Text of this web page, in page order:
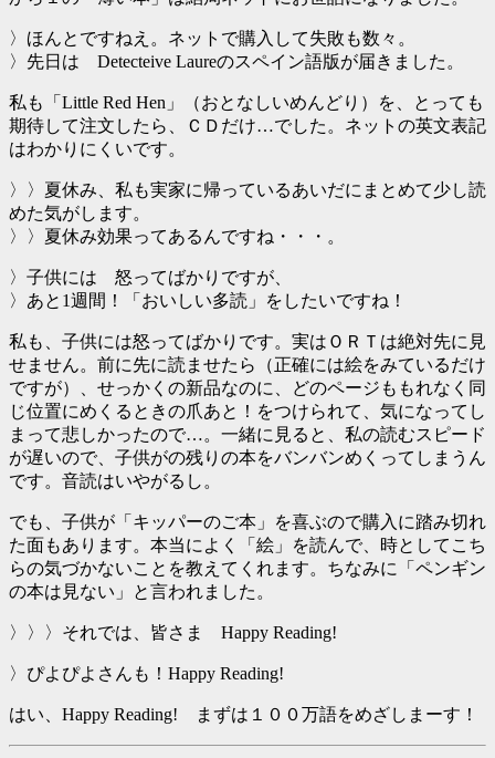
〉ほんとですねえ。ネットで購入して失敗も数々。
〉先日は Detecteive Laureのスペイン語版が届きました。
私も「Little Red Hen」（おとなしいめんどり）を、とっても
期待して注文したら、ＣＤだけ…でした。ネットの英文表記
はわかりにくいです。
〉〉夏休み、私も実家に帰っているあいだにまとめて少し読
めた気がします。
〉〉夏休み効果ってあるんですね・・・。
〉子供には 怒ってばかりですが、
〉あと1週間！「おいしい多読」をしたいですね！
私も、子供には怒ってばかりです。実はＯＲＴは絶対先に見
せません。前に先に読ませたら（正確には絵をみているだけ
ですが）、せっかくの新品なのに、どのページももれなく同
じ位置にめくるときの爪あと！をつけられて、気になってし
まって悲しかったので…。一緒に見ると、私の読むスピード
が遅いので、子供がの残りの本をバンバンめくってしまうん
です。音読はいやがるし。
でも、子供が「キッパーのご本」を喜ぶので購入に踏み切れ
た面もあります。本当によく「絵」を読んで、時としてこち
らの気づかないことを教えてくれます。ちなみに「ペンギン
の本は見ない」と言われました。
〉〉〉それでは、皆さま Happy Reading!
〉ぴよぴよさんも！Happy Reading!
はい、Happy Reading! まずは１００万語をめざしまーす！